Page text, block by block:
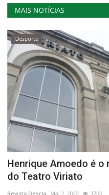
MAIS NOTÍCIAS
Desporto
Henrique Amoedo é
do Teatro Viriato
Revista Descla Mai 2, 2022 3700